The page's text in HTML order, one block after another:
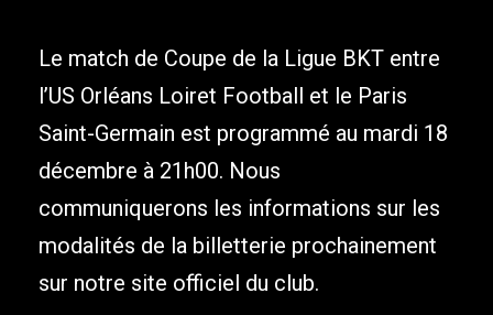
Le match de Coupe de la Ligue BKT entre
l’US Orléans Loiret Football et le Paris
Saint-Germain est programmé au mardi 18
décembre à 21h00. Nous
communiquerons les informations sur les
modalités de la billetterie prochainement
sur notre site officiel du club.